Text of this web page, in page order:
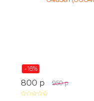
-16%
800 p 950 p